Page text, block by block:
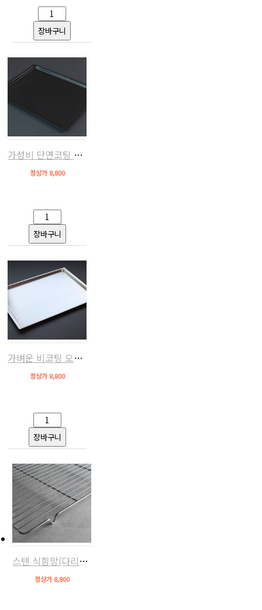
가성비 단면코팅 오븐팬(AC,우녹스/베닉스/루미 호환)
정상가 8,800
가벼운 비코팅 오븐팬(알루미늄,우녹스/베닉스/루미 호환)
정상가 8,800
스텐 식힘망(다리받침있음,스메그/지에라/에카 호환)
정상가 8,800